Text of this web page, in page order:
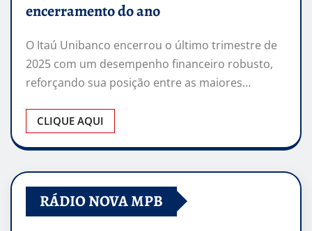
encerramento do ano
O Itaú Unibanco encerrou o último trimestre de
2025 com um desempenho financeiro robusto,
reforçando sua posição entre as maiores…
CLIQUE AQUI
RÁDIO NOVA MPB